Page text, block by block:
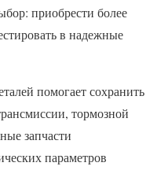
приобрести более
в надежные
помогает сохранить
тормозной
запчасти
параметров